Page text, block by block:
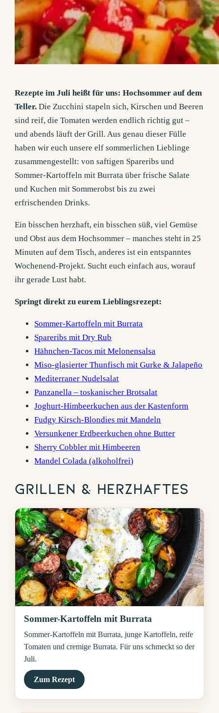
Rezepte im Juli heißt für uns: Hochsommer auf dem
Teller. Die Zucchini stapeln sich, Kirschen und Beeren
sind reif, die Tomaten werden endlich richtig gut –
und abends läuft der Grill. Aus genau dieser Fülle
haben wir euch unsere elf sommerlichen Lieblinge
zusammengestellt: von saftigen Spareribs und
Sommer-Kartoffeln mit Burrata über frische Salate
und Kuchen mit Sommerobst bis zu zwei
erfrischenden Drinks.
Ein bisschen herzhaft, ein bisschen süß, viel Gemüse
und Obst aus dem Hochsommer – manches steht in 25
Minuten auf dem Tisch, anderes ist ein entspanntes
Wochenend-Projekt. Sucht euch einfach aus, worauf
ihr gerade Lust habt.
Springt direkt zu eurem Lieblingsrezept:
Sommer-Kartoffeln mit Burrata
Spareribs mit Dry Rub
Hähnchen-Tacos mit Melonensalsa
Miso-glasierter Thunfisch mit Gurke & Jalapeño
Mediterraner Nudelsalat
Panzanella – toskanischer Brotsalat
Joghurt-Himbeerkuchen aus der Kastenform
Fudgy Kirsch-Blondies mit Mandeln
Versunkener Erdbeerkuchen ohne Butter
Sherry Cobbler mit Himbeeren
Mandel Colada (alkoholfrei)
Grillen & Herzhaftes
Sommer-Kartoffeln mit Burrata
Sommer-Kartoffeln mit Burrata, junge Kartoffeln, reife
Tomaten und cremige Burrata. Für uns schmeckt so der
Juli.
Zum Rezept